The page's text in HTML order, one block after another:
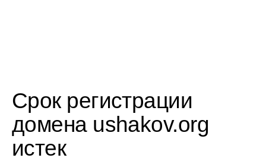
Срок регистрации
домена ushakov.org
истек